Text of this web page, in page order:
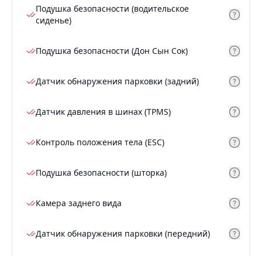
Подушка безопасности (водительское
сиденье)
Подушка безопасности (Дон Сын Сок)
Датчик обнаружения парковки (задний)
Датчик давления в шинах (TPMS)
Контроль положения тела (ESC)
Подушка безопасности (шторка)
Камера заднего вида
Датчик обнаружения парковки (передний)